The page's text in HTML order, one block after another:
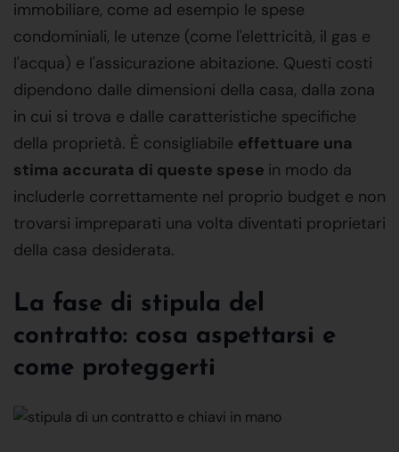
immobiliare, come ad esempio le spese
condominiali, le utenze (come l'elettricità, il gas e
l'acqua) e l'assicurazione abitazione. Questi costi
dipendono dalle dimensioni della casa, dalla zona
in cui si trova e dalle caratteristiche specifiche
della proprietà. È consigliabile effettuare una
stima accurata di queste spese in modo da
includerle correttamente nel proprio budget e non
trovarsi impreparati una volta diventati proprietari
della casa desiderata.
La fase di stipula del
contratto: cosa aspettarsi e
come proteggerti